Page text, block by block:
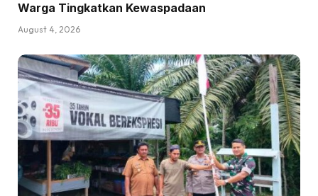
Warga Tingkatkan Kewaspadaan
August 4, 2026